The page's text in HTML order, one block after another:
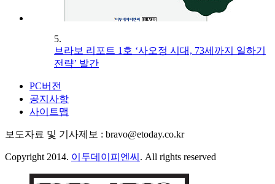
5.
브라보 리포트 1호 ‘사오정 시대, 73세까지 일하기
전략’ 발간
PC버전
공지사항
사이트맵
보도자료 및 기사제보 : bravo@etoday.co.kr
Copyright 2014. 이투데이피엔씨 . All rights reserved